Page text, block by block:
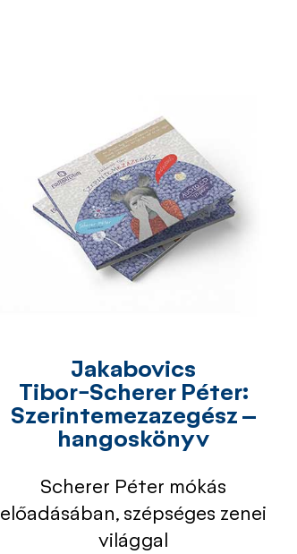
Jakabovics
Tibor−Scherer Péter:
Szerintemezazegész –
hangoskönyv
Scherer Péter mókás
előadásában, szépséges zenei
világgal